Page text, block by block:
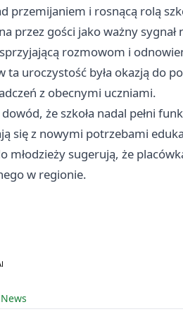
przemijaniem i rosnącą rolą
przez gości jako ważny sygnał
rozmowom i
uroczystość była okazją do
z obecnymi uczniami.
że szkoła nadal pełni
się z nowymi potrzebami
młodzieży sugerują, że
w regionie.